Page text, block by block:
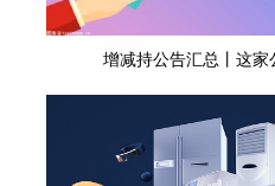
增减持公告汇总丨这家